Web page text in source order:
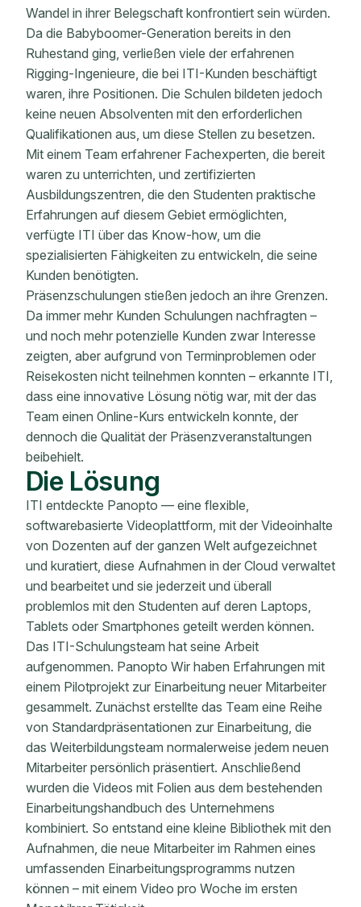
Wandel in ihrer Belegschaft konfrontiert sein würden.
Da die Babyboomer-Generation bereits in den
Ruhestand ging, verließen viele der erfahrenen
Rigging-Ingenieure, die bei ITI-Kunden beschäftigt
waren, ihre Positionen. Die Schulen bildeten jedoch
keine neuen Absolventen mit den erforderlichen
Qualifikationen aus, um diese Stellen zu besetzen.
Mit einem Team erfahrener Fachexperten, die bereit
waren zu unterrichten, und zertifizierten
Ausbildungszentren, die den Studenten praktische
Erfahrungen auf diesem Gebiet ermöglichten,
verfügte ITI über das Know-how, um die
spezialisierten Fähigkeiten zu entwickeln, die seine
Kunden benötigten.
Präsenzschulungen stießen jedoch an ihre Grenzen.
Da immer mehr Kunden Schulungen nachfragten –
und noch mehr potenzielle Kunden zwar Interesse
zeigten, aber aufgrund von Terminproblemen oder
Reisekosten nicht teilnehmen konnten – erkannte ITI,
dass eine innovative Lösung nötig war, mit der das
Team einen Online-Kurs entwickeln konnte, der
dennoch die Qualität der Präsenzveranstaltungen
beibehielt.
Die Lösung
ITI entdeckte Panopto — eine flexible,
softwarebasierte Videoplattform, mit der Videoinhalte
von Dozenten auf der ganzen Welt aufgezeichnet
und kuratiert, diese Aufnahmen in der Cloud verwaltet
und bearbeitet und sie jederzeit und überall
problemlos mit den Studenten auf deren Laptops,
Tablets oder Smartphones geteilt werden können.
Das ITI-Schulungsteam hat seine Arbeit
aufgenommen. Panopto Wir haben Erfahrungen mit
einem Pilotprojekt zur Einarbeitung neuer Mitarbeiter
gesammelt. Zunächst erstellte das Team eine Reihe
von Standardpräsentationen zur Einarbeitung, die
das Weiterbildungsteam normalerweise jedem neuen
Mitarbeiter persönlich präsentiert. Anschließend
wurden die Videos mit Folien aus dem bestehenden
Einarbeitungshandbuch des Unternehmens
kombiniert. So entstand eine kleine Bibliothek mit den
Aufnahmen, die neue Mitarbeiter im Rahmen eines
umfassenden Einarbeitungsprogramms nutzen
können – mit einem Video pro Woche im ersten